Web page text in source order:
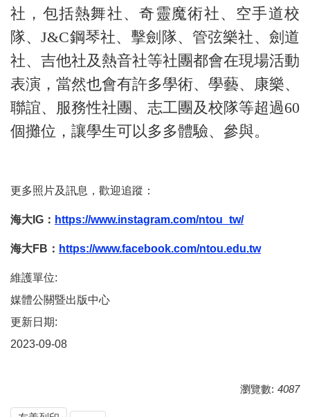
社，包括熱舞社、奇靈魔術社、空手道校
隊、J&C鋼琴社、擊劍隊、管弦樂社、劍道
社、吉他社及熱音社等社團都會在現場活動
表演，當然也會有許多學術、學藝、康樂、
聯誼、服務性社團、志工團及校隊等超過60
個攤位，讓學生可以多多體驗、參與。
更多照片及訊息，歡迎追蹤：
海大IG： https://www.instagram.com/ntou_tw/
海大FB： https://www.facebook.com/ntou.edu.tw
維護單位:
媒體公關暨出版中心
更新日期:
2023-09-08
瀏覽數: 4087